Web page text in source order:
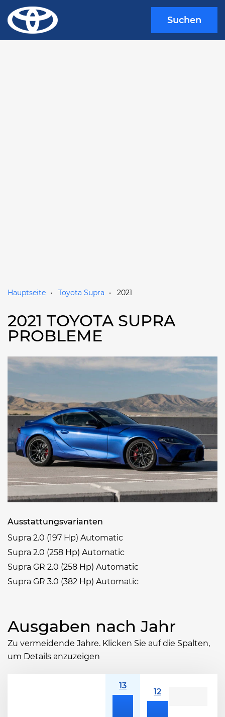
Suchen
Hauptseite Toyota Supra 2021
2021 TOYOTA SUPRA
PROBLEME
Ausstattungsvarianten
Supra 2.0 (197 Hp) Automatic
Supra 2.0 (258 Hp) Automatic
Supra GR 2.0 (258 Hp) Automatic
Supra GR 3.0 (382 Hp) Automatic
Ausgaben nach Jahr
Zu vermeidende Jahre. Klicken Sie auf die Spalten,
um Details anzuzeigen